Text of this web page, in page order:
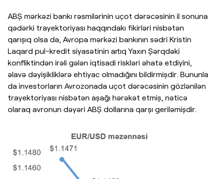
ABŞ mərkəzi bankı rəsmilərinin uçot dərəcəsinin il sonuna
qədərki trayektoriyası haqqındakı fikirləri nisbətən
qarışıq olsa da, Avropa mərkəzi bankının sədri Kristin
Laqard pul-kredit siyasətinin artıq Yaxın Şərqdəki
konfliktindən irəli gələn iqtisadi riskləri əhatə etdiyini,
əlavə dəyişikliklərə ehtiyac olmadığını bildirmişdir. Bununla
da investorların Avrozonada uçot dərəcəsinin gözlənilən
trayektoriyası nisbətən aşağı hərəkət etmiş, nəticə
olaraq avronun dəyəri ABŞ dollarına qarşı geriləmişdir.